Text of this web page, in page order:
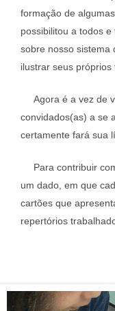
formação de
possibilitou a todos
sobre nosso sistema
ilustrar seus próprios
Agora é a vez de
convidados(as) a se
certamente fará sua
Para contribuir
um dado, em que
cartões que
repertórios